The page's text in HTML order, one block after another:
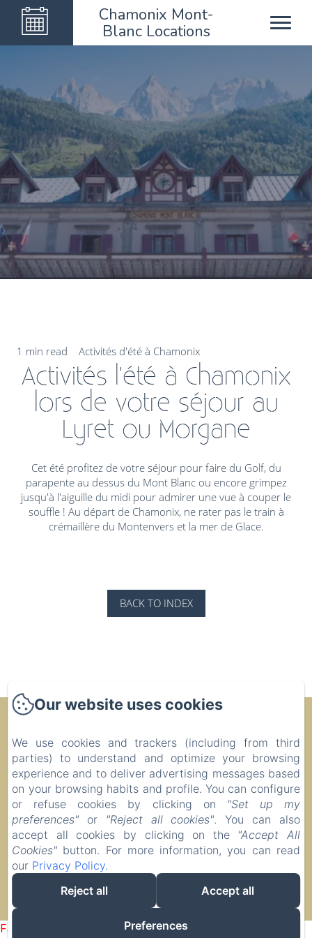
Chamonix Mont-
Blanc Locations
1 min read Activités d'été à Chamonix
Activités l'été à Chamonix
lors de votre séjour au
Lyret ou Morgane
Cet été profitez de votre séjour pour faire du Golf, du
parapente au dessus du Mont Blanc ou encore grimpez
jusqu'à l'aiguille du midi pour admirer une vue à couper le
souffle ! Au départ de Chamonix, ne rater pas le train à
crémaillère du Montenvers et la mer de Glace.
BACK TO INDEX
Privacy PolicyLegal Information Cookies Information
Résidence Le Morgane - 195 Avenue de l'Aiguille du Midi,
Chamonix-Mont-Blanc, 74400, France
chammorgane@hotmail.fr
+33625984792
P. Beaud - N° enregistrement 74056000962N6
Failed to load BookingEngine/index: Loading chunk 1322
Our website uses cookies
We use cookies and trackers (including from third
parties) to understand and optimize your browsing
experience and to deliver advertising messages based
on your browsing habits and profile. You can configure
or refuse cookies by clicking on
"Set up my
preferences" or "Reject all cookies". You can also
accept all cookies by clicking on the "Accept All
Cookies" button. For more information, you can read
our Privacy Policy.
Reject all
Accept all
Preferences